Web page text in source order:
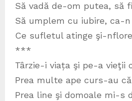
Să vadă de-om putea, să
Să umplem cu iubire, ca-
Ce sufletul atinge şi-
***
Târzie-i viața şi pe-a vieţii
Prea multe ape curs-au
Prea line şi domoale mi-s